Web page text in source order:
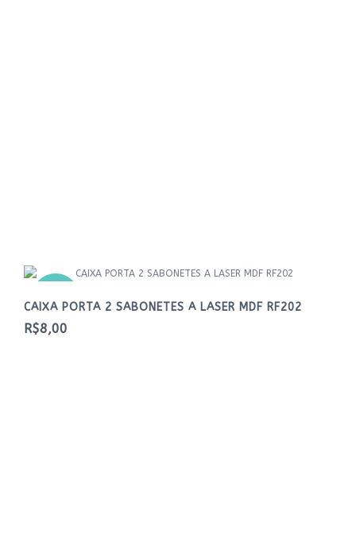
CAIXA PORTA 2 SABONETES A LASER MDF RF202
R$8,00